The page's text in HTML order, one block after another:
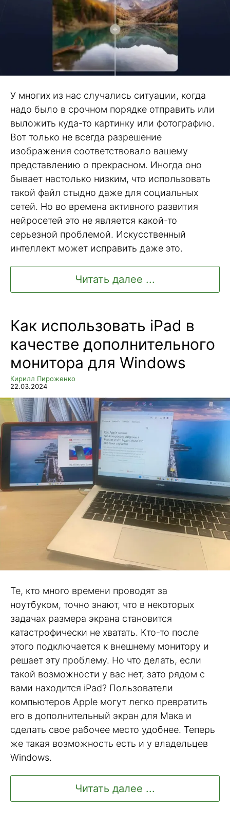
У многих из нас случались ситуации, когда
надо было в срочном порядке отправить или
выложить куда-то картинку или фотографию.
Вот только не всегда разрешение
изображения соответствовало вашему
представлению о прекрасном. Иногда оно
бывает настолько низким, что использовать
такой файл стыдно даже для социальных
сетей. Но во времена активного развития
нейросетей это не является какой-то
серьезной проблемой. Искусственный
интеллект может исправить даже это.
Читать далее ...
Как использовать iPad в
качестве дополнительного
монитора для Windows
Кирилл Пироженко
22.03.2024
Те, кто много времени проводят за
ноутбуком, точно знают, что в некоторых
задачах размера экрана становится
катастрофически не хватать. Кто-то после
этого подключается к внешнему монитору и
решает эту проблему. Но что делать, если
такой возможности у вас нет, зато рядом с
вами находится iPad? Пользователи
компьютеров Apple могут легко превратить
его в дополнительный экран для Мака и
сделать свое рабочее место удобнее. Теперь
же такая возможность есть и у владельцев
Windows.
Читать далее ...